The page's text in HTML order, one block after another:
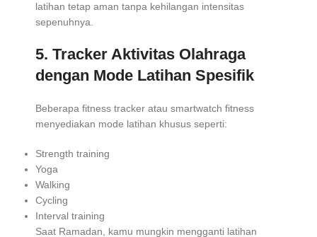
latihan tetap aman tanpa kehilangan intensitas
sepenuhnya.
5. Tracker Aktivitas Olahraga
dengan Mode Latihan Spesifik
Beberapa fitness tracker atau smartwatch fitness
menyediakan mode latihan khusus seperti:
Strength training
Yoga
Walking
Cycling
Interval training
Saat Ramadan, kamu mungkin mengganti latihan